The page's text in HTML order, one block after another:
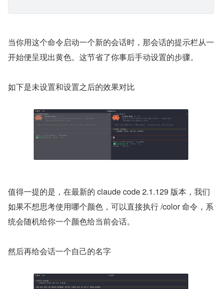
当你用这个命令启动一个新的会话时，那会话的提示栏从一
开始便呈现出黄色。这节省了你事后手动设置的步骤。
如下是未设置和设置之后的效果对比
值得一提的是，在最新的 claude code 2.1.129 版本，我们
如果不想思考使用哪个颜色，可以直接执行 /color 命令，系
统会随机给你一个颜色给当前会话。
然后再给会话一个自己的名字